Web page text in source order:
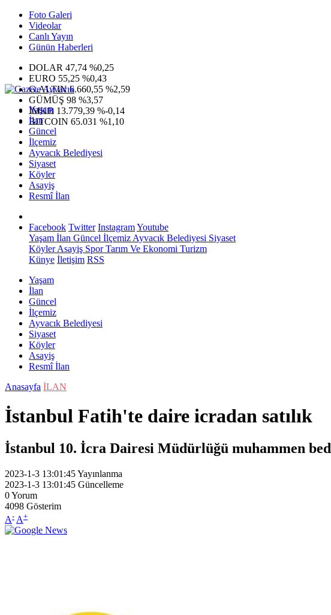
Foto Galeri
Videolar
Canlı Yayın
Günün Haberleri
DOLAR 47,74 %0,25
EURO 55,25 %0,43
G.ALTIN6.660,55 %2,59
GÜMÜŞ 98 %3,57
IMKB 13.779,39 %-0,14
BITCOIN 65.031 %1,10
Yaşam
İlan
Güncel
İlçemiz
Ayvacık Belediyesi
Siyaset
Köyler
Asayiş
Resmî İlan
Facebook Twitter InstagramYoutube
Yaşam İlan Güncel İlçemiz Ayvacık Belediyesi Siyaset
KöylerAsayiş SporTarım Ve Ekonomi Turizm
Künye İletişim RSS
Yaşam
İlan
Güncel
İlçemiz
Ayvacık Belediyesi
Siyaset
Köyler
Asayiş
Resmî İlan
Anasayfa İLAN
İstanbul Fatih'te daire icradan satılık
İstanbul 10. İcra Dairesi Müdürlüğü muhammen
2023-1-3 13:01:45Yayınlanma
2023-1-3 13:01:45 Güncelleme
0Yorum
4098 Gösterim
A- A+